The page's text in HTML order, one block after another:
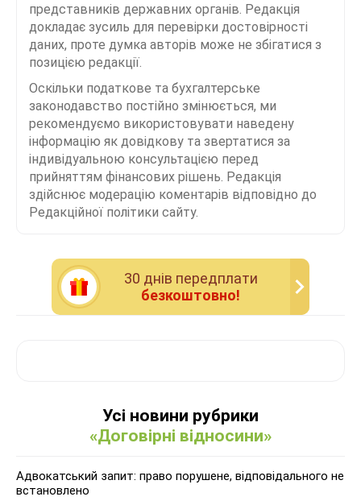
представників державних органів. Редакція
докладає зусиль для перевірки достовірності
даних, проте думка авторів може не збігатися з
позицією редакції.
Оскільки податкове та бухгалтерське
законодавство постійно змінюється, ми
рекомендуємо використовувати наведену
інформацію як довідкову та звертатися за
індивідуальною консультацією перед
прийняттям фінансових рішень. Редакція
здійснює модерацію коментарів відповідно до
Редакційної політики сайту.
30 днiв передплати
безкоштовно!
Усі новини рубрики
«Договірні відносини»
Адвокатський запит: право порушене, відповідального не
встановлено